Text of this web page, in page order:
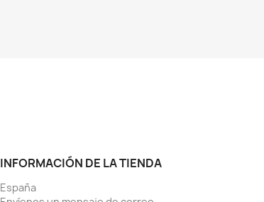
INFORMACIÓN DE LA TIENDA
España